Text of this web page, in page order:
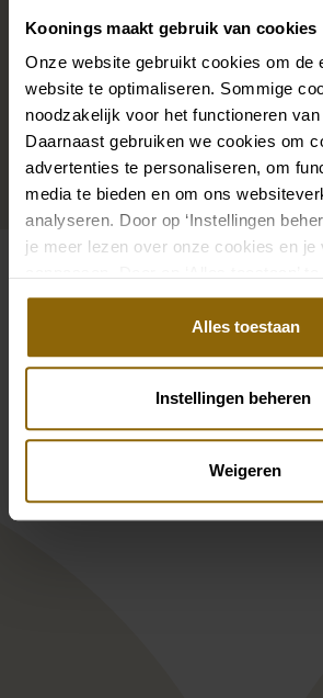
Koonings maakt gebruik van cookies
Onze website gebruikt cookies om de
website te optimaliseren. Sommige
noodzakelijk voor het functioneren
Daarnaast gebruiken we cookies om
advertenties te personaliseren, om
media te bieden en om ons
analyseren. Door op ‘Instellingen
je meer lezen over onze cookies en je
akkoord met het gebruik van alle
Alles toestaan
Instellingen beheren
Weigeren
The perfect shoes for under your
that adorns your neckline, or a hair
sparkles in the sun: a dress is only
matching accessories. And you will
our wedding palace.
Go to accessories
Also check
Poirier KB-75303 Garter.
Pinterest
Poirier JE-75200